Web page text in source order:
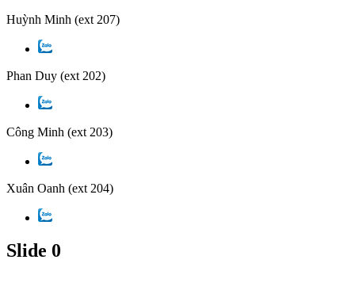
Huỳnh Minh (ext 207)
Phan Duy (ext 202)
Công Minh (ext 203)
Xuân Oanh (ext 204)
Slide 0